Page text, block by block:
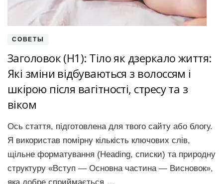
СОВЕТЫ
Заголовок (H1): Тіло як дзеркало життя:
Які зміни відбуваються з волоссям і
шкірою після вагітності, стресу та з
віком
Ось стаття, підготовлена для твого сайту або блогу.
Я використав помірну кількість ключових слів,
щільне форматування (Heading, списки) та природну
структуру «Вступ — Основна частина — Висновок»,